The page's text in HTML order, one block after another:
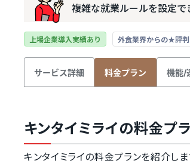
複雑な就業ルールを設定で
上場企業導入実績あり 外食業界からの★評
サービス詳細 料金プラン 機能/
キンタイミライの料金プ
キンタイミライの料金プランを紹介しま